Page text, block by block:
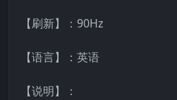
【刷新】：90Hz
【语言】：英语
【说明】：